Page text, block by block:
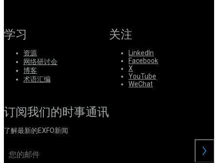
学习
资源
网络研讨会
博客
术语汇编
关注
LinkedIn
Facebook
X
YouTube
WeChat
订阅我们的时事通讯
了解最新的EXFO新闻